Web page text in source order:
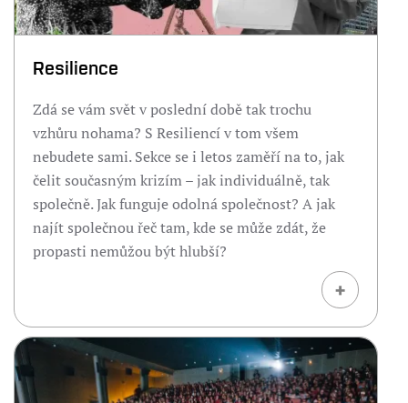
Resilience
Zdá se vám svět v poslední době tak trochu
vzhůru nohama? S Resiliencí v tom všem
nebudete sami. Sekce se i letos zaměří na to, jak
čelit současným krizím –⁠⁠⁠⁠⁠⁠ jak individuálně, tak
společně. Jak funguje odolná společnost? A jak
najít společnou řeč tam, kde se může zdát, že
propasti nemůžou být hlubší?
+